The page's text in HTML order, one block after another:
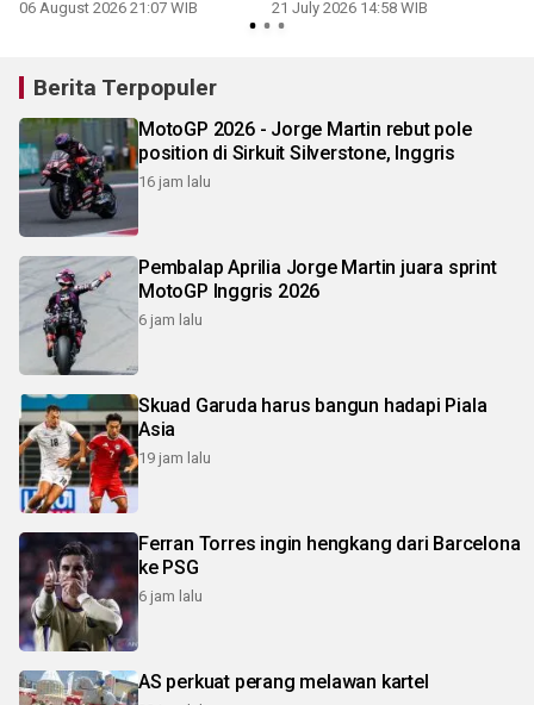
06 August 2026 21:07 WIB 21 July 2026 14:58 WIB
Berita Terpopuler
MotoGP 2026 - Jorge Martin rebut pole
position di Sirkuit Silverstone, Inggris
16 jam lalu
Pembalap Aprilia Jorge Martin juara sprint
MotoGP Inggris 2026
6 jam lalu
Skuad Garuda harus bangun hadapi Piala
Asia
19 jam lalu
Ferran Torres ingin hengkang dari Barcelona
ke PSG
6 jam lalu
AS perkuat perang melawan kartel